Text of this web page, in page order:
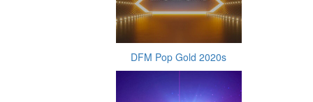
DFM Pop Gold 2020s